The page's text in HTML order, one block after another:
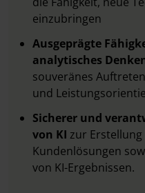
einzubringen
Ausgeprägte
analytisches
souveränes
und
Sicherer und
von KI zur
Kundenlösungen
von KI-Ergebnissen.​